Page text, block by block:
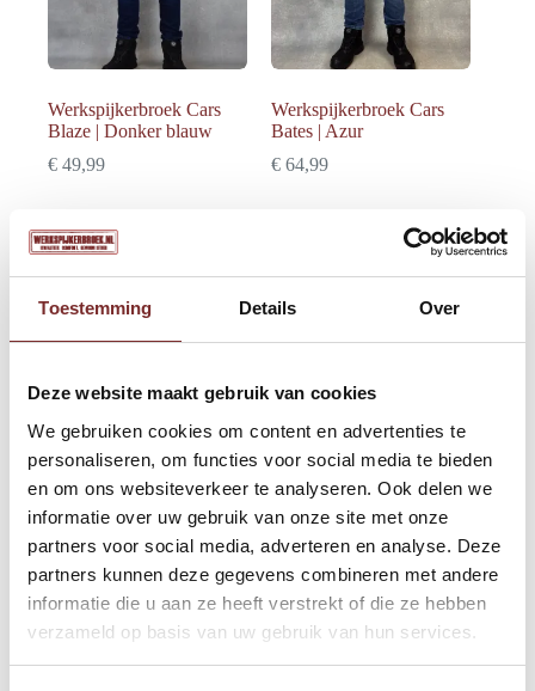
Toestemming Details Over
Deze website maakt gebruik van cookies
We gebruiken cookies om content en advertenties te
personaliseren, om functies voor social media te bieden
en om ons websiteverkeer te analyseren. Ook delen we
informatie over uw gebruik van onze site met onze
partners voor social media, adverteren en analyse. Deze
partners kunnen deze gegevens combineren met andere
informatie die u aan ze heeft verstrekt of die ze hebben
verzameld op basis van uw gebruik van hun services.
Werkspijkerbroek Cars
Blaze | Donker blauw
€ 49,99
Werkspijkerbroek Cars
Bates | Azur
€ 64,99
2 voor € 129,95
Werkspijkerbroek Cars
Tower | Donker blauw
€69,99
Werkspijkerbroek Cars
Bates | Grijs
€64,99
2 voor € 89,95
2 voor € 109,95